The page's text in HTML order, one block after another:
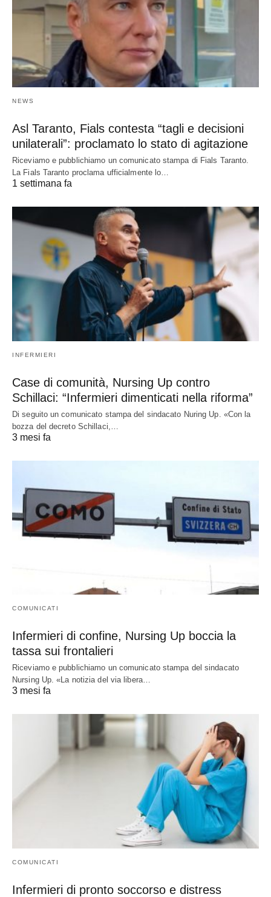
NEWS
Asl Taranto, Fials contesta “tagli e decisioni
unilaterali”: proclamato lo stato di agitazione
Riceviamo e pubblichiamo un comunicato stampa di Fials Taranto.
La Fials Taranto proclama ufficialmente lo…
1 settimana fa
INFERMIERI
Case di comunità, Nursing Up contro
Schillaci: “Infermieri dimenticati nella riforma”
Di seguito un comunicato stampa del sindacato Nuring Up. «Con la
bozza del decreto Schillaci,…
3 mesi fa
COMUNICATI
Infermieri di confine, Nursing Up boccia la
tassa sui frontalieri
Riceviamo e pubblichiamo un comunicato stampa del sindacato
Nursing Up. «La notizia del via libera…
3 mesi fa
COMUNICATI
Infermieri di pronto soccorso e distress